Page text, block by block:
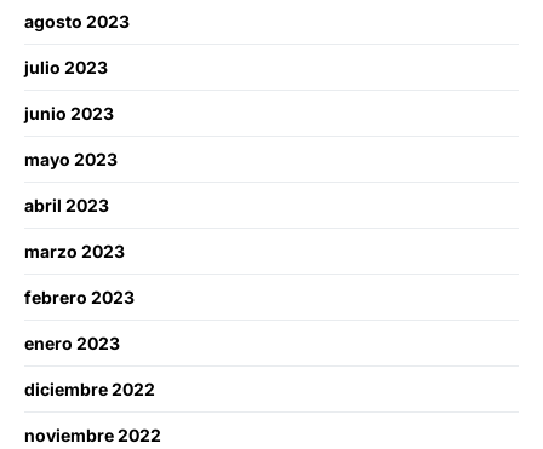
agosto 2023
julio 2023
junio 2023
mayo 2023
abril 2023
marzo 2023
febrero 2023
enero 2023
diciembre 2022
noviembre 2022